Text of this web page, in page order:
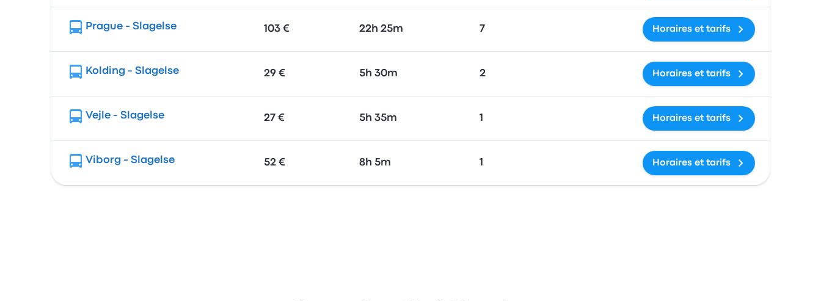
Prague - Slagelse 103 € 22h 25m 7 Horaires et tarifs
Kolding - Slagelse 29 € 5h 30m 2 Horaires et tarifs
Vejle - Slagelse 27 € 5h 35m 1 Horaires et tarifs
Viborg - Slagelse 52 € 8h 5m 1 Horaires et tarifs